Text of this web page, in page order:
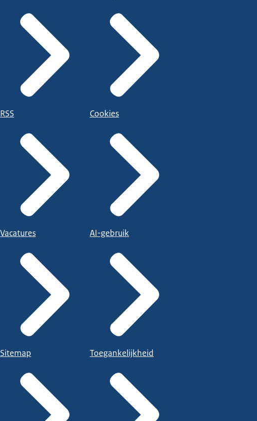
RSS
Vacatures
Sitemap
Cookies
AI-gebruik
Toegankelijkheid